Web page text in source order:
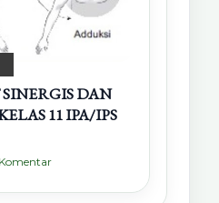
DAN
11 IPA/IPS